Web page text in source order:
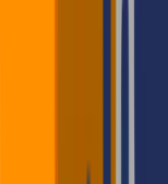
Em datas de grande
bem treinada para
extra. Portanto, faça
para que a equipe
gestão de reservas,
espera para oferecer
Além disso, ter uma